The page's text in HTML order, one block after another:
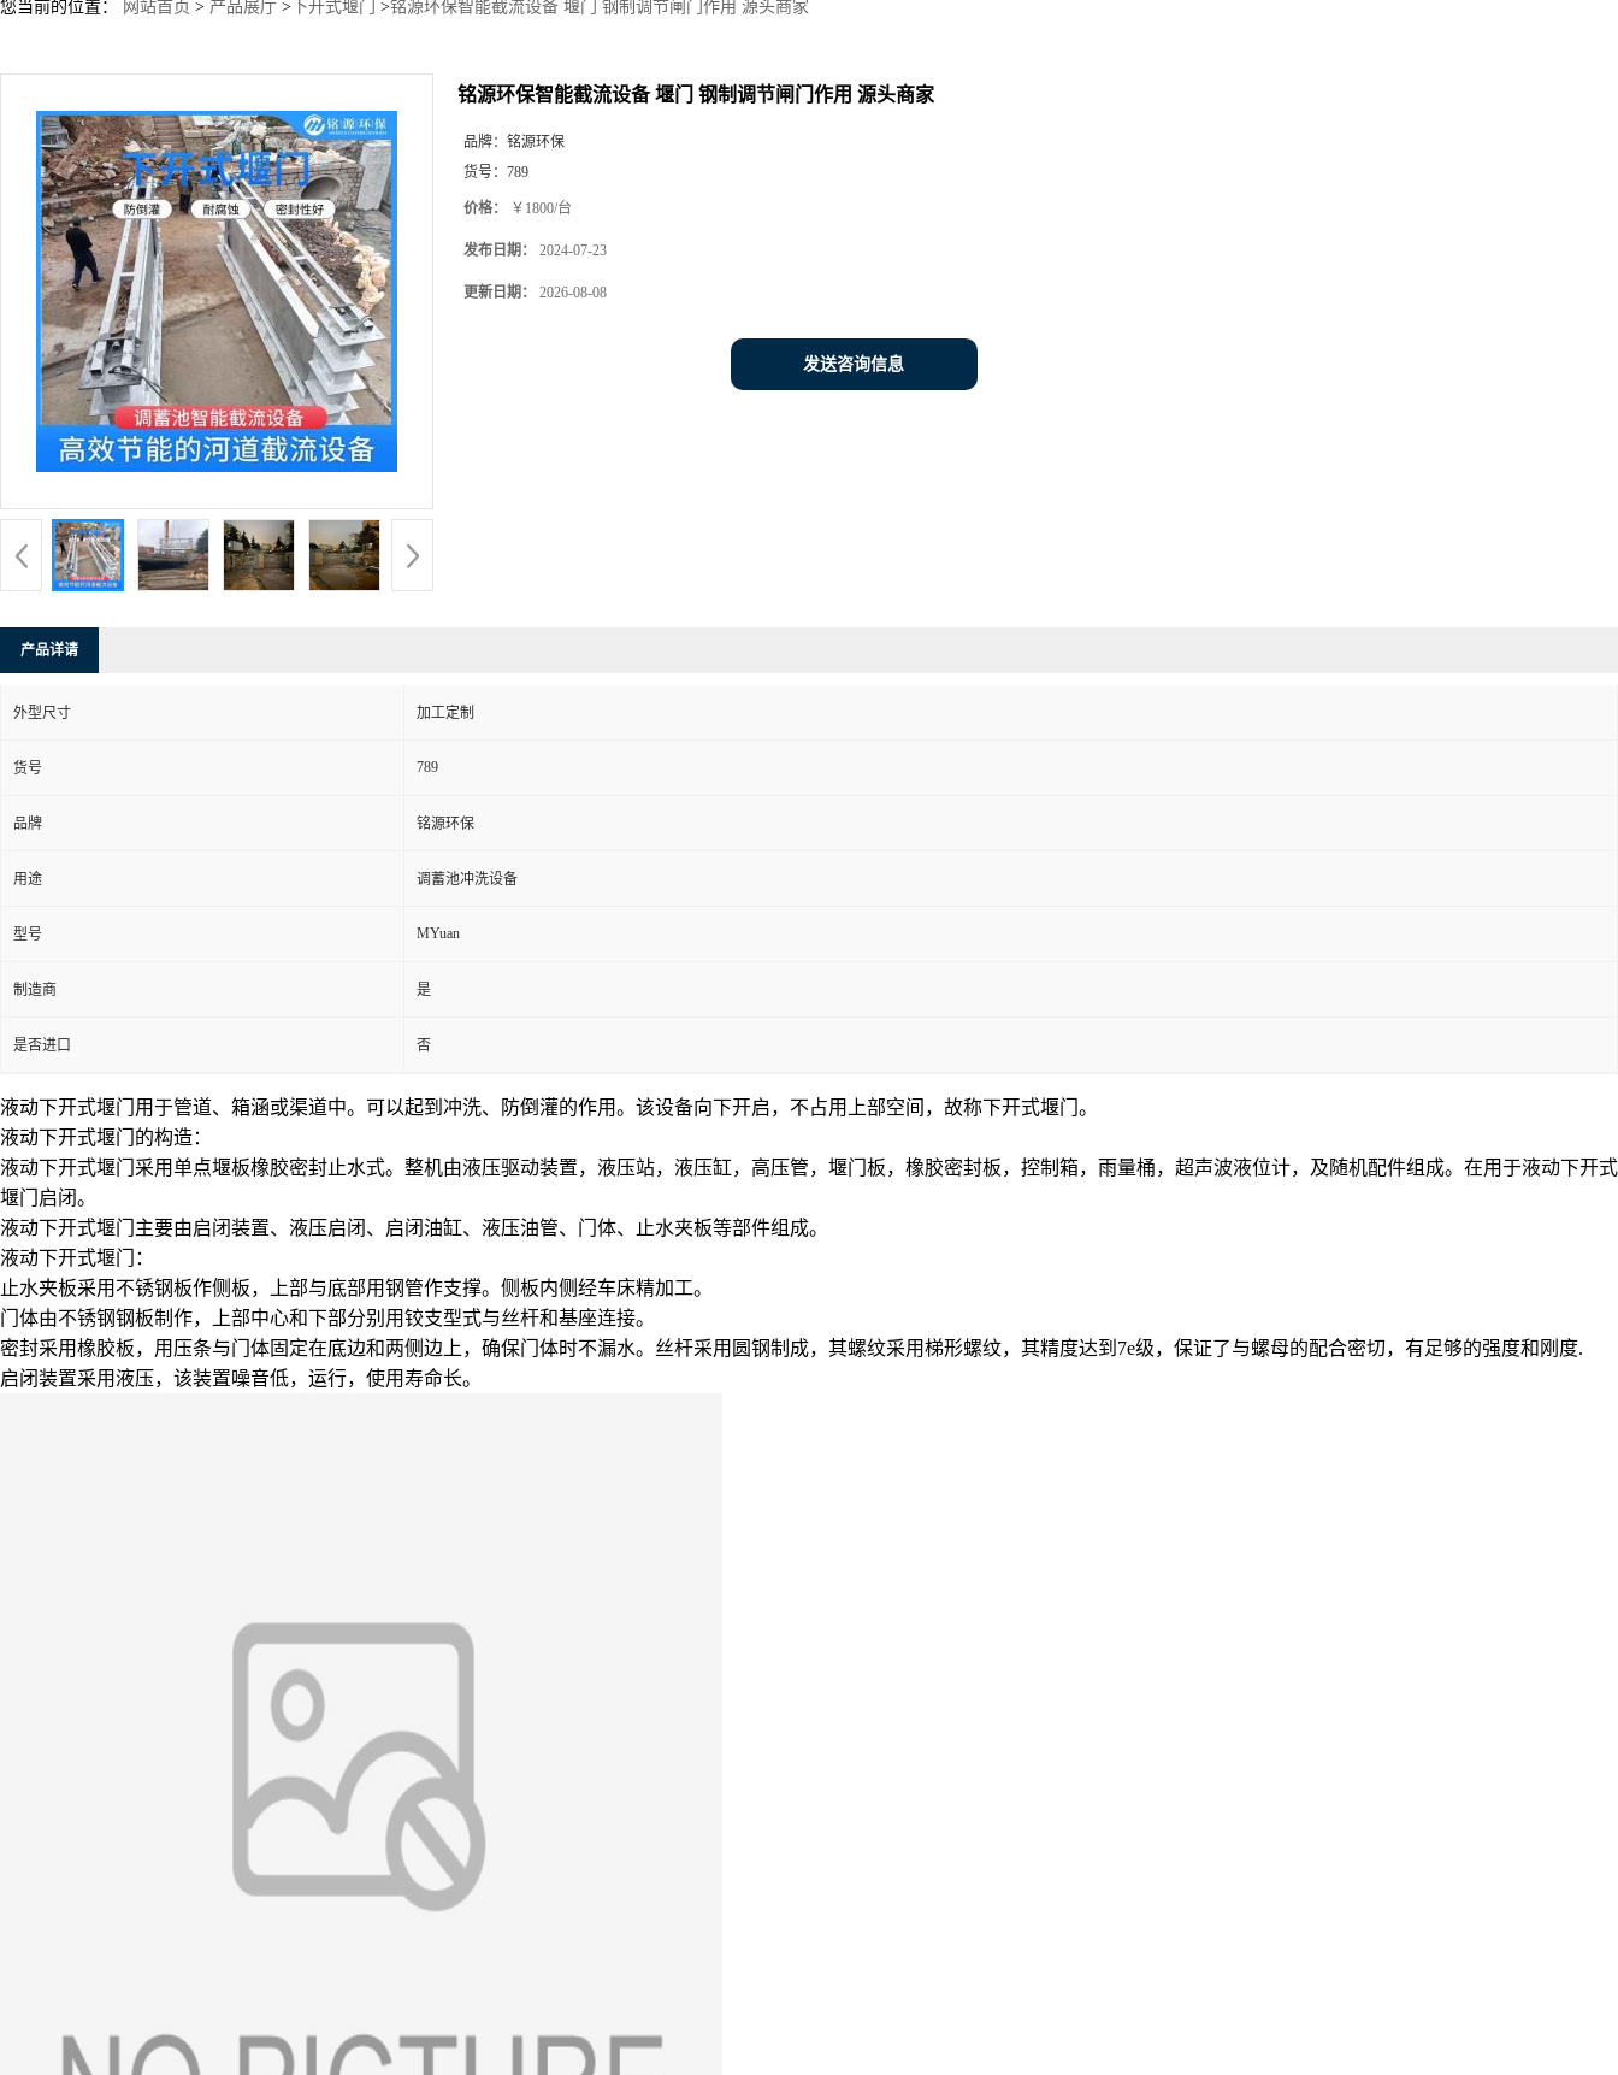
您当前的位置： 网站首页 > 产品展厅 > 下开式堰门 >铭源环保智能截流设备 堰门 钢制调节闸门作用 源头商家
铭源环保智能截流设备 堰门 钢制调节闸门作用 源头商家
品牌： 铭源环保
货号： 789
价格： ￥1800/台
发布日期： 2024-07-23
更新日期： 2026-08-08
发送咨询信息
产品详请
外型尺寸 加工定制
货号 789
品牌 铭源环保
用途 调蓄池冲洗设备
型号 MYuan
制造商 是
是否进口 否
液动下开式堰门用于管道、箱涵或渠道中。可以起到冲洗、防倒灌的作用。该设备向下开启，不占用上部空间，故称下开式堰门。
液动下开式堰门的构造：
液动下开式堰门采用单点堰板橡胶密封止水式。整机由液压驱动装置，液压站，液压缸，高压管，堰门板，橡胶密封板，控制箱，雨量桶，超声波液位计，及随机配件组成。在用于液动下开式
堰门启闭。
液动下开式堰门主要由启闭装置、液压启闭、启闭油缸、液压油管、门体、止水夹板等部件组成。
液动下开式堰门：
止水夹板采用不锈钢板作侧板，上部与底部用钢管作支撑。侧板内侧经车床精加工。
门体由不锈钢钢板制作，上部中心和下部分别用铰支型式与丝杆和基座连接。
密封采用橡胶板，用压条与门体固定在底边和两侧边上，确保门体时不漏水。丝杆采用圆钢制成，其螺纹采用梯形螺纹，其精度达到7e级，保证了与螺母的配合密切，有足够的强度和刚度.
启闭装置采用液压，该装置噪音低，运行，使用寿命长。